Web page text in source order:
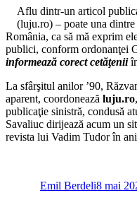
cult
în
cap
decât
Şoşoacă,
mai
hotărâtă
s-
o
detroneze
Aflu dintr-un articol
(luju.ro) – poate una
România, ca să mă exprim
publici, conform ordonanţei
informează corect cetăţenii
La sfârşitul anilor ’90,
aparent, coordonează luju.ro
publicaţie sinistră, condusă
Savaliuc dirijează acum un
revista lui Vadim Tudor în
Emil Berdeli8 mai